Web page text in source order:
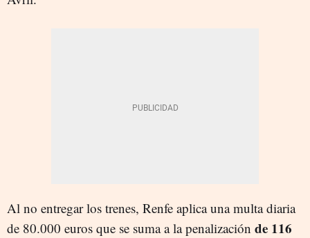
Al no entregar los trenes, Renfe aplica una multa diaria
de 80.000 euros que se suma a la penalización de 116